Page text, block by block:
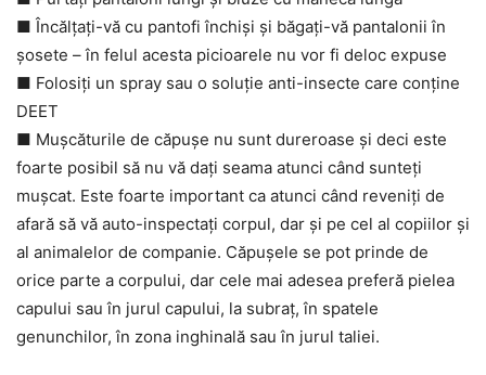
■ Încălțați-vă cu pantofi închiși și băgați-vă pantalonii în
șosete – în felul acesta picioarele nu vor fi deloc expuse
■ Folosiți un spray sau o soluție anti-insecte care conține
DEET
■ Mușcăturile de căpușe nu sunt dureroase și deci este
foarte posibil să nu vă dați seama atunci când sunteți
mușcat. Este foarte important ca atunci când reveniți de
afară să vă auto-inspectați corpul, dar și pe cel al copiilor și
al animalelor de companie. Căpușele se pot prinde de
orice parte a corpului, dar cele mai adesea preferă pielea
capului sau în jurul capului, la subraț, în spatele
genunchilor, în zona inghinală sau în jurul taliei.